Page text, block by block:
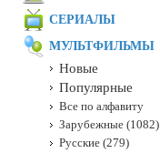
СЕРИАЛЫ
МУЛЬТФИЛЬМЫ
Новые
Популярные
Все по алфавиту
Зарубежные (1082)
Русские (279)